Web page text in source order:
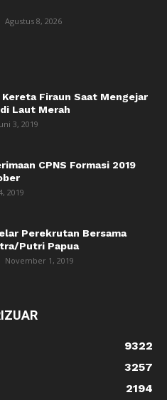
Agustus 8, 2026
Kereta Firaun Saat Mengejar
Laut Merah
3, 2019
CPNS Formasi 2019
2019
Perekrutan Bersama
Putri Papua
November 1, 2019
9322
3257
2194